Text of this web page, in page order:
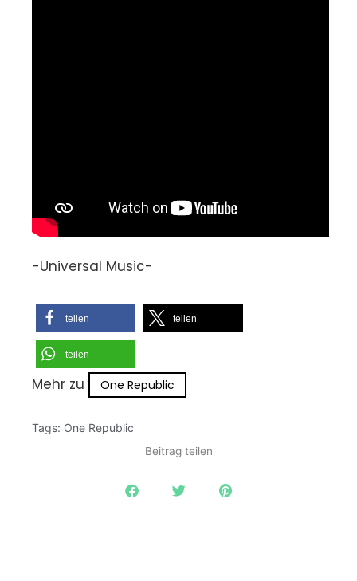
-Universal Music-
teilen teilen
teilen
Mehr zu One Republic
Tags: One Republic
Beitrag teilen